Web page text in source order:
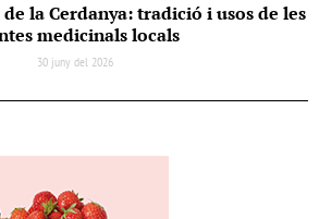
la Cerdanya: tradició i usos de les
medicinals locals
30 juny del 2026